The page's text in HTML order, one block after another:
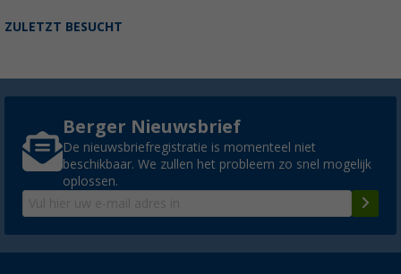
ZULETZT BESUCHT
Berger Nieuwsbrief
De nieuwsbriefregistratie is momenteel niet
beschikbaar. We zullen het probleem zo snel mogelijk
oplossen.